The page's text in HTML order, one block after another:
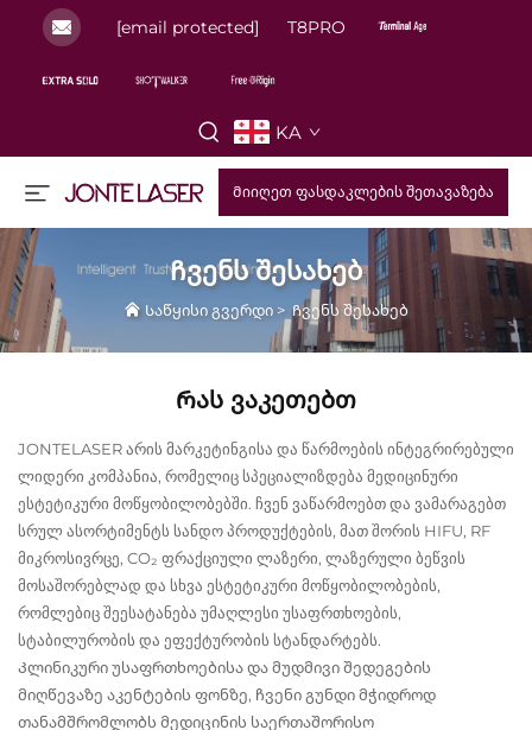
[email protected] T8PRO
KA
Მიიღეთ ფასდაკლების შეთავაზება
Ჩვენს შესახებ
Საწყისი გვერდი >Ჩვენს შესახებ
Რას Ვაკეთებთ
JONTELASER არის მარკეტინგისა და წარმოების ინტეგრირებული
ლიდერი კომპანია, რომელიც სპეციალიზდება მედიცინური
ესტეტიკური მოწყობილობებში. ჩვენ ვაწარმოებთ და ვამარაგებთ
სრულ ასორტიმენტს სანდო პროდუქტების, მათ შორის HIFU, RF
მიკროსივრცე, CO₂ ფრაქციული ლაზერი, ლაზერული ბეწვის
მოსაშორებლად და სხვა ესტეტიკური მოწყობილობების,
რომლებიც შეესატანება უმაღლესი უსაფრთხოების,
სტაბილურობის და ეფექტურობის სტანდარტებს.
Კლინიკური უსაფრთხოებისა და მუდმივი შედეგების
მიღწევაზე აკენტების ფონზე, ჩვენი გუნდი მჭიდროდ
თანამშრომლობს მედიცინის საერთაშორისო